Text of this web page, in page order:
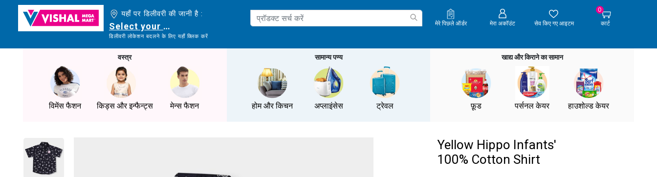
यहाँ पर डिलीवरी की जानी है :
Select your delivery location
डिलीवरी लोकेशन बदलने के लिए यहाँ क्लिक करें
मेरे पिछले ऑर्डर मेरा अकॉउंट सेव किए गए आइटम
0
कार्ट
वस्त्र
विमेंस फैशन किड्स और इन्फैन्ट्स मेन्स फैशन
सामान्य पण्य
होम और किचन अप्लाइंसेस ट्रेवल
खाद्य और किराने का सामान
फ़ूड पर्सनल केयर हाउशोल्ड केयर
Yellow Hippo Infants'
100% Cotton Shirt